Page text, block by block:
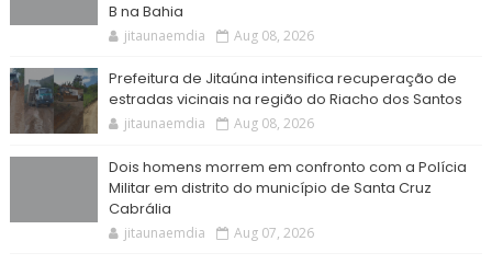
B na Bahia
jitaunaemdia Aug 08, 2026
Prefeitura de Jitaúna intensifica recuperação de
estradas vicinais na região do Riacho dos Santos
jitaunaemdia Aug 08, 2026
Dois homens morrem em confronto com a Polícia
Militar em distrito do município de Santa Cruz
Cabrália
jitaunaemdia Aug 07, 2026